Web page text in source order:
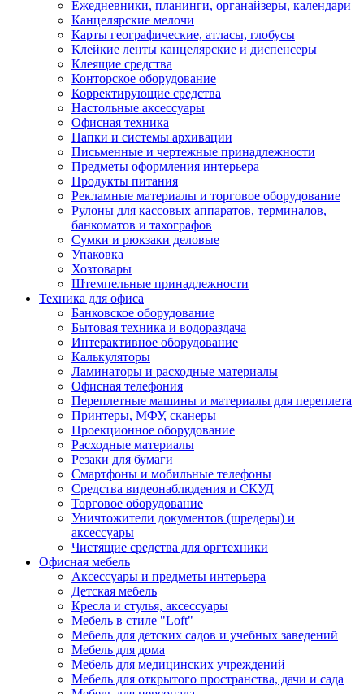
Ежедневники, планинги, органайзеры, календари
Канцелярские мелочи
Карты географические, атласы, глобусы
Клейкие ленты канцелярские и диспенсеры
Клеящие средства
Конторское оборудование
Корректирующие средства
Настольные аксессуары
Офисная техника
Папки и системы архивации
Письменные и чертежные принадлежности
Предметы оформления интерьера
Продукты питания
Рекламные материалы и торговое оборудование
Рулоны для кассовых аппаратов, терминалов,
банкоматов и тахографов
Сумки и рюкзаки деловые
Упаковка
Хозтовары
Штемпельные принадлежности
Техника для офиса
Банковское оборудование
Бытовая техника и водораздача
Интерактивное оборудование
Калькуляторы
Ламинаторы и расходные материалы
Офисная телефония
Переплетные машины и материалы для переплета
Принтеры, МФУ, сканеры
Проекционное оборудование
Расходные материалы
Резаки для бумаги
Смартфоны и мобильные телефоны
Средства видеонаблюдения и СКУД
Торговое оборудование
Уничтожители документов (шредеры) и
аксессуары
Чистящие средства для оргтехники
Офисная мебель
Аксессуары и предметы интерьера
Детская мебель
Кресла и стулья, аксессуары
Мебель в стиле "Loft"
Мебель для детских садов и учебных заведений
Мебель для дома
Мебель для медицинских учреждений
Мебель для открытого пространства, дачи и сада